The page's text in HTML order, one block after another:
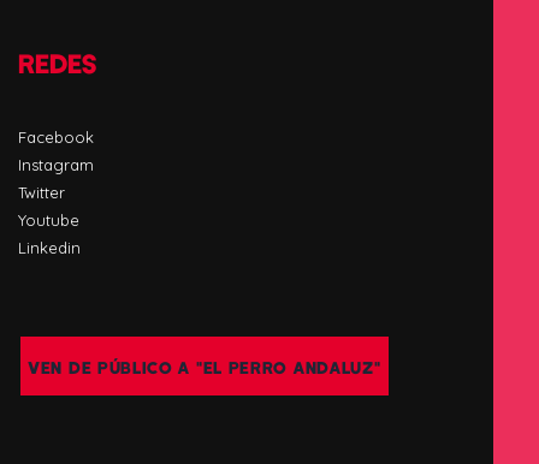
REDES
Facebook
Instagram
Twitter
Youtube
Linkedin
VEN DE PÚBLICO A "EL PERRO ANDALUZ"